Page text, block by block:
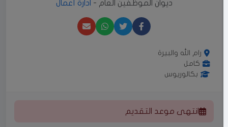
ديوان الموظفين العام -ادارة أعمال
رام الله والبيرة
كامل
بكالوريوس
انتهى موعد التقديم